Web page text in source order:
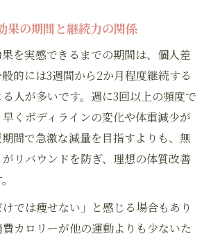
果の期間と継続力の関係
を実感できるまでの期間は、個人差
的には3週間から2か月程度継続する
人が多いです。週に3回以上の頻度で
くボディラインの変化や体重減少が
間で急激な減量を目指すよりも、無
リバウンドを防ぎ、理想の体質改善
では痩せない」と感じる場合もあり
カロリーが他の運動よりも少ないた